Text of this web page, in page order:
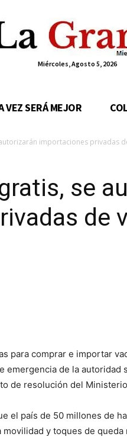
Miércoles, Agosto 5, 2026
VEZ SERÁ MEJOR
importaciones privadas
se
de
para comprar e importar
emergencia de la autoridad
de resolución del
el país de 50 millones de
y toques de queda